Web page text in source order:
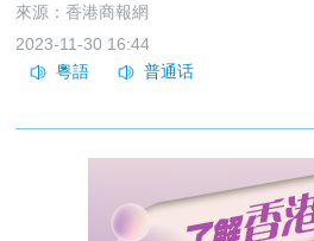
來源：香港商報網
2023-11-30 16:44